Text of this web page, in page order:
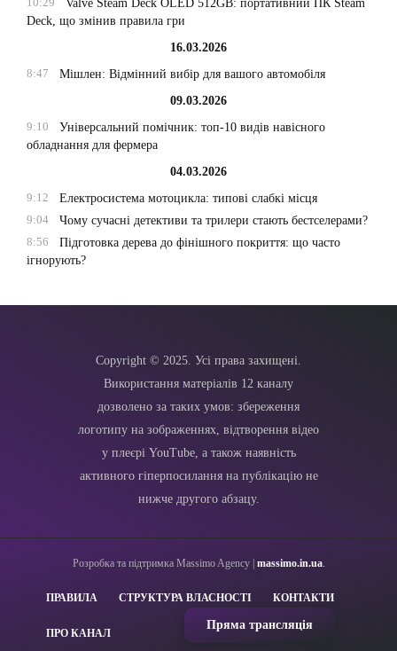
Valve Steam Deck OLED 512GB: портативний ПК Steam
Deck, що змінив правила гри
16.03.2026
8:47
Мішлен: Відмінний вибір для вашого автомобіля
09.03.2026
9:10
Універсальний помічник: топ-10 видів навісного
обладнання для фермера
04.03.2026
9:12
Електросистема мотоцикла: типові слабкі місця
9:04
Чому сучасні детективи та трилери стають бестселерами?
8:56
Підготовка дерева до фінішного покриття: що часто
ігнорують?
Copyright © 2025. Усі права захищені.
Використання матеріалів 12 каналу
дозволено за таких умов: збереження
логотипу на зображеннях, відтворення відео
у плеєрі YouTube, а також наявність
активного гіперпосилання на публікацію не
нижче другого абзацу.
Розробка та підтримка Massimo Agency | massimo.in.ua.
ПРАВИЛА СТРУКТУРА ВЛАСНОСТІ КОНТАКТИ
ПРО КАНАЛ
Пряма трансляція